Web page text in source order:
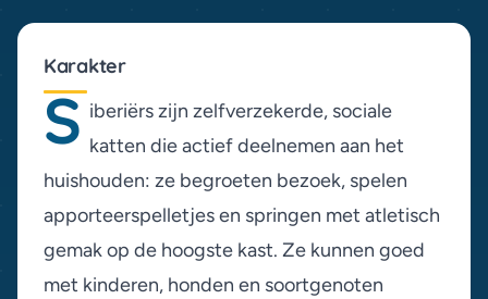
Karakter
S iberiërs zijn zelfverzekerde, sociale
katten die actief deelnemen aan het
huishouden: ze begroeten bezoek, spelen
apporteerspelletjes en springen met atletisch
gemak op de hoogste kast. Ze kunnen goed
met kinderen, honden en soortgenoten